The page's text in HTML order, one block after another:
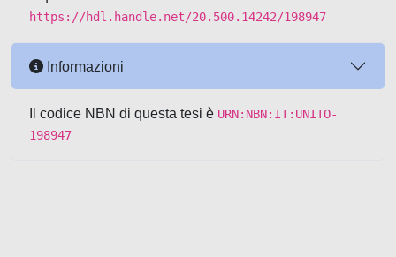
https://hdl.handle.net/20.500.14242/198947
Informazioni
Il codice NBN di questa tesi è URN:NBN:IT:UNITO-
198947